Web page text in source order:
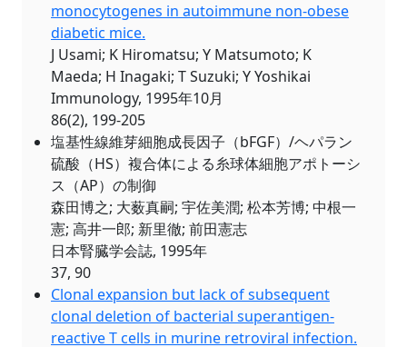
monocytogenes in autoimmune non-obese
diabetic mice.
J Usami; K Hiromatsu; Y Matsumoto; K
Maeda; H Inagaki; T Suzuki; Y Yoshikai
Immunology, 1995年10月
86(2), 199-205
塩基性線維芽細胞成長因子（bFGF）/ヘパラン
硫酸（HS）複合体による糸球体細胞アポトーシ
ス（AP）の制御
森田博之; 大薮真嗣; 宇佐美潤; 松本芳博; 中根一
憲; 高井一郎; 新里徹; 前田憲志
日本腎臓学会誌, 1995年
37, 90
Clonal expansion but lack of subsequent
clonal deletion of bacterial superantigen-
reactive T cells in murine retroviral infection.